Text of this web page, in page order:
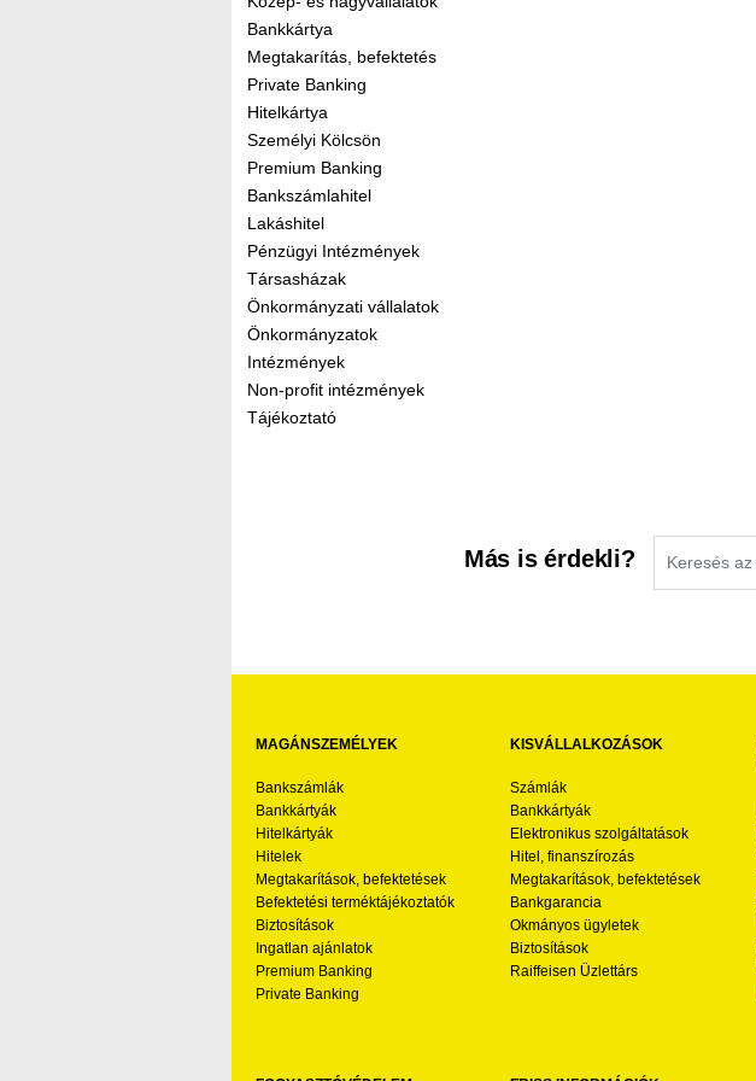
Bankkártya
Megtakarítás, befektetés
Private Banking
Hitelkártya
Személyi Kölcsön
Premium Banking
Bankszámlahitel
Lakáshitel
Pénzügyi Intézmények
Társasházak
Önkormányzati vállalatok
Önkormányzatok
Intézmények
Non-profit intézmények
Tájékoztató
Más is érdekli?
MAGÁNSZEMÉLYEK
Bankszámlák
Bankkártyák
Hitelkártyák
Hitelek
Megtakarítások, befektetések
Befektetési terméktájékoztatók
Biztosítások
Ingatlan ajánlatok
Premium Banking
Private Banking
KISVÁLLALKOZÁSOK
Számlák
Bankkártyák
Elektronikus szolgáltatások
Hitel, finanszírozás
Megtakarítások, befektetések
Bankgarancia
Okmányos ügyletek
Biztosítások
Raiffeisen Üzlettárs